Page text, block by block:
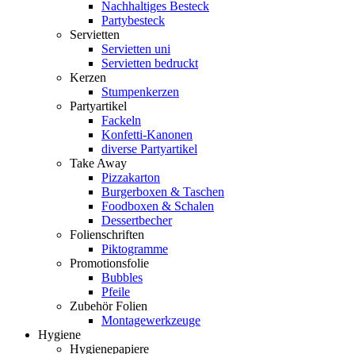
Nachhaltiges Besteck
Partybesteck
Servietten
Servietten uni
Servietten bedruckt
Kerzen
Stumpenkerzen
Partyartikel
Fackeln
Konfetti-Kanonen
diverse Partyartikel
Take Away
Pizzakarton
Burgerboxen & Taschen
Foodboxen & Schalen
Dessertbecher
Folienschriften
Piktogramme
Promotionsfolie
Bubbles
Pfeile
Zubehör Folien
Montagewerkzeuge
Hygiene
Hygienepapiere